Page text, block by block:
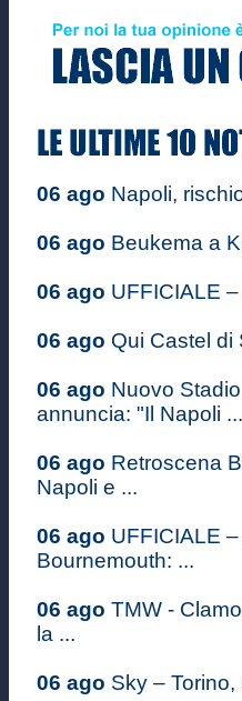
06 ago Napoli,
06 ago Beukema a
06 ago UFFICIALE
06 ago Qui Castel di
06 ago Nuovo
annuncia: "Il Napoli ...
06 ago Retroscena
Napoli e ...
06 ago UFFICIALE
Bournemouth: ...
06 ago TMW -
la ...
06 ago Sky –